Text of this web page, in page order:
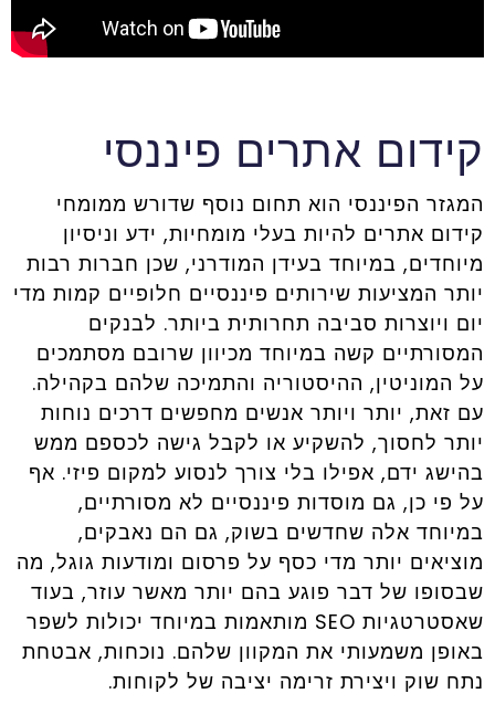
קידום אתרים פיננסי
המגזר הפיננסי הוא תחום נוסף שדורש ממומחי
קידום אתרים להיות בעלי מומחיות, ידע וניסיון
מיוחדים, במיוחד בעידן המודרני, שכן חברות רבות
יותר המציעות שירותים פיננסיים חלופיים קמות מדי
יום ויוצרות סביבה תחרותית ביותר. לבנקים
המסורתיים קשה במיוחד מכיוון שרובם מסתמכים
על המוניטין, ההיסטוריה והתמיכה שלהם בקהילה.
עם זאת, יותר ויותר אנשים מחפשים דרכים נוחות
יותר לחסוך, להשקיע או לקבל גישה לכספם ממש
בהישג ידם, אפילו בלי צורך לנסוע למקום פיזי. אף
על פי כן, גם מוסדות פיננסיים לא מסורתיים,
במיוחד אלה שחדשים בשוק, גם הם נאבקים,
מוציאים יותר מדי כסף על פרסום ומודעות גוגל, מה
שבסופו של דבר פוגע בהם יותר מאשר עוזר, בעוד
שאסטרטגיות SEO מותאמות במיוחד יכולות לשפר
באופן משמעותי את המקוון שלהם. נוכחות, אבטחת
נתח שוק ויצירת זרימה יציבה של לקוחות.